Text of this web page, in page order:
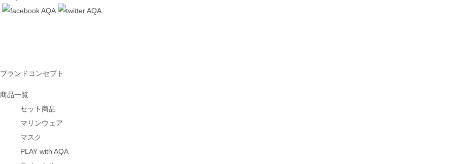
ブランドコンセプト
商品一覧
セット商品
マリンウェア
マスク
PLAY with AQA